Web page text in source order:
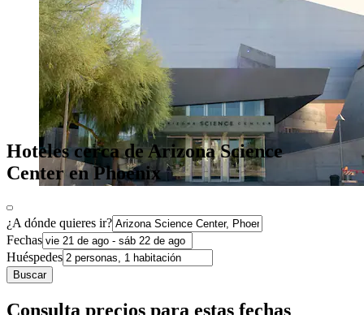
Hoteles cerca de Arizona Science
Center en Phoenix
¿A dónde quieres ir?
Fechas
Huéspedes
Buscar
Consulta precios para estas fechas